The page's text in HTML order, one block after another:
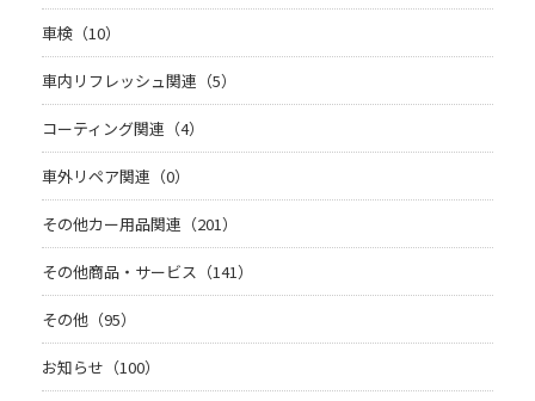
車検（10）
車内リフレッシュ関連（5）
コーティング関連（4）
車外リペア関連（0）
その他カー用品関連（201）
その他商品・サービス（141）
その他（95）
お知らせ（100）